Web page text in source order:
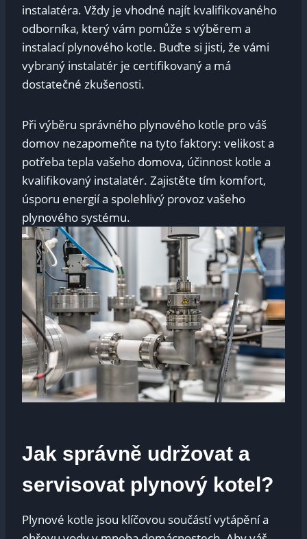
instalatéra. Vždy je vhodné najít kvalifikovaného
odborníka, který vám pomůže s výběrem a
instalací plynového kotle. ⁢Buďte‍ si⁤ jisti, že vámi⁢
vybraný instalatér je ⁣certifikovaný a má
dostatečné zkušenosti.
Při výběru správného plynového kotle pro váš
domov nezapomeňte na tyto faktory: velikost a
potřeba tepla vašeho domova, účinnost kotle⁢ a
kvalifikovaný instalatér. ‌Zajistěte tím komfort,
‍úsporu⁤ energií a spolehlivý​ provoz vašeho
plynového systému.
Jak správně‍ udržovat a
servisovat plynový kotel?
Plynové kotle jsou klíčovou součástí vytápění a